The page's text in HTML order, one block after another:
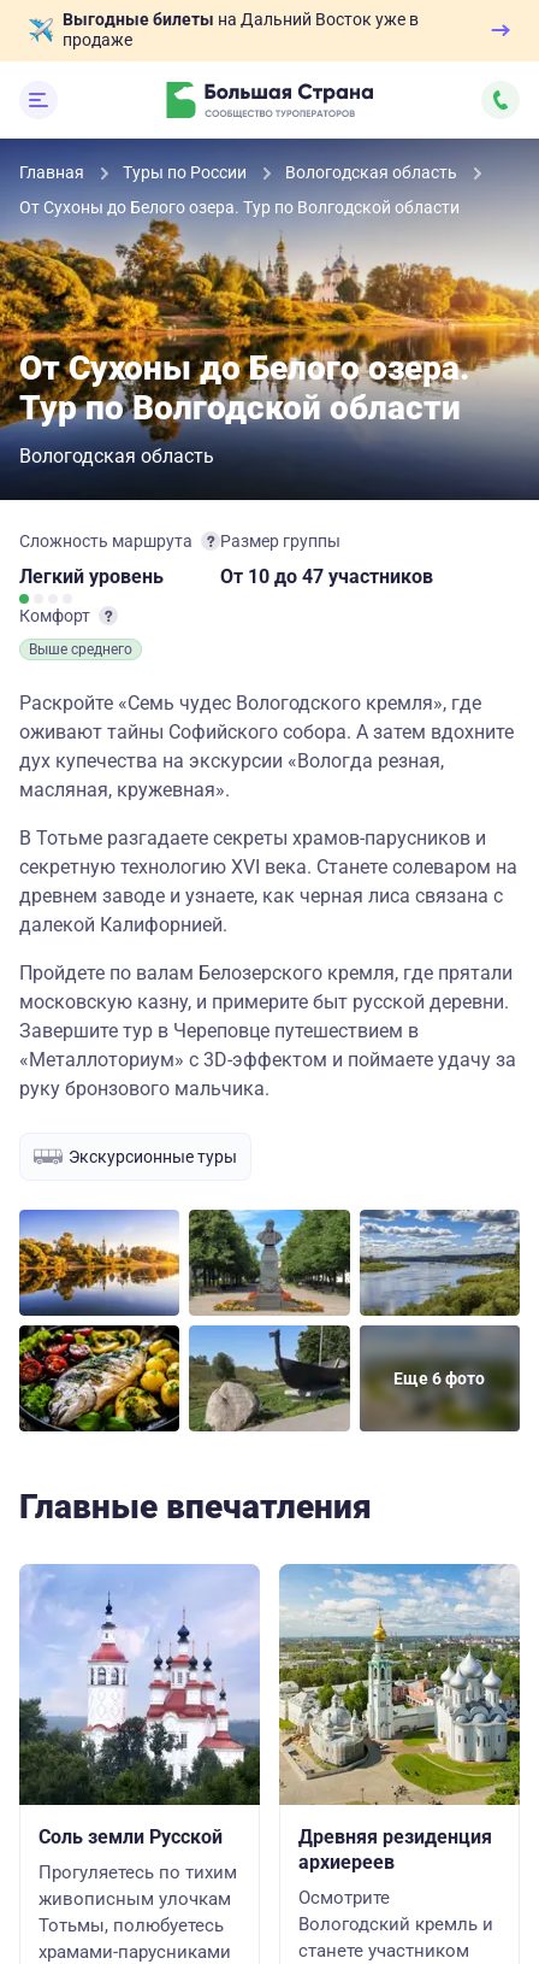
Выгодные билеты на Дальний Восток уже в
продаже
Главная Туры по России
Вологодская область
От Сухоны до Белого озера. Тур по Волгодской области
От Сухоны до Белого озера.
Тур по Волгодской области
Вологодская область
Сложность маршрута
Легкий уровень
Комфорт
Выше среднего
Размер группы
От 10 до 47 участников
Раскройте «Семь чудес Вологодского кремля», где
оживают тайны Софийского собора. А затем вдохните
дух купечества на экскурсии «Вологда резная,
масляная, кружевная».
В Тотьме разгадаете секреты храмов-парусников и
секретную технологию XVI века. Станете солеваром на
древнем заводе и узнаете, как черная лиса связана с
далекой Калифорнией.
Пройдете по валам Белозерского кремля, где прятали
московскую казну, и примерите быт русской деревни.
Завершите тур в Череповце путешествием в
«Металлоториум» с 3D-эффектом и поймаете удачу за
руку бронзового мальчика.
Экскурсионные туры
Еще 6 фото
Главные впечатления
Соль земли Русской
Прогуляетесь по тихим
живописным улочкам
Тотьмы, полюбуетесь
храмами-парусниками
Древняя резиденция
архиереев
Осмотрите
Вологодский кремль и
станете участником